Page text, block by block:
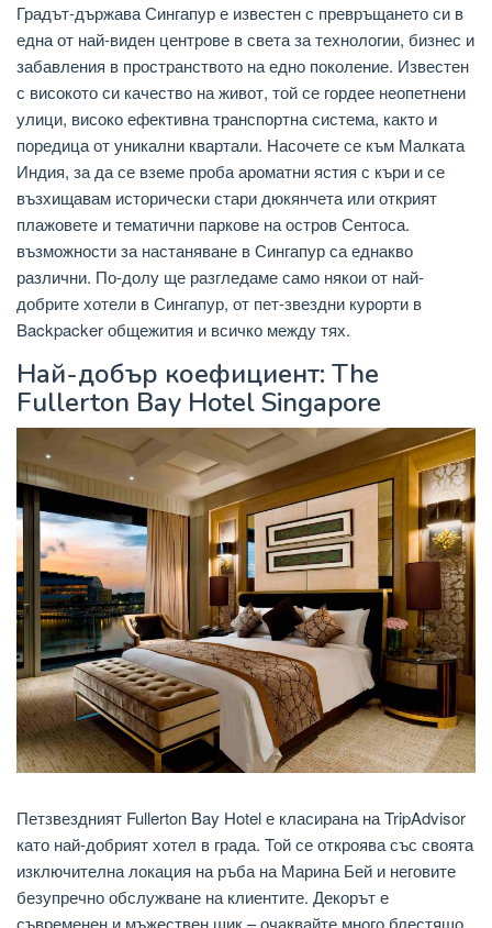
Градът-държава Сингапур е известен с превръщането си в
една от най-виден центрове в света за технологии, бизнес и
забавления в пространството на едно поколение. Известен
с високото си качество на живот, той се гордее неопетнени
улици, високо ефективна транспортна система, както и
поредица от уникални квартали. Насочете се към Малката
Индия, за да се вземе проба ароматни ястия с къри и се
възхищавам исторически стари дюкянчета или открият
плажовете и тематични паркове на остров Сентоса.
възможности за настаняване в Сингапур са еднакво
различни. По-долу ще разгледаме само някои от най-
добрите хотели в Сингапур, от пет-звездни курорти в
Backpacker общежития и всичко между тях.
Най-добър коефициент: The
Fullerton Bay Hotel Singapore
Петзвездният Fullerton Bay Hotel е класирана на TripAdvisor
като най-добрият хотел в града. Той се откроява със своята
изключителна локация на ръба на Марина Бей и неговите
безупречно обслужване на клиентите. Декорът е
съвременен и мъжествен шик – очаквайте много блестящо